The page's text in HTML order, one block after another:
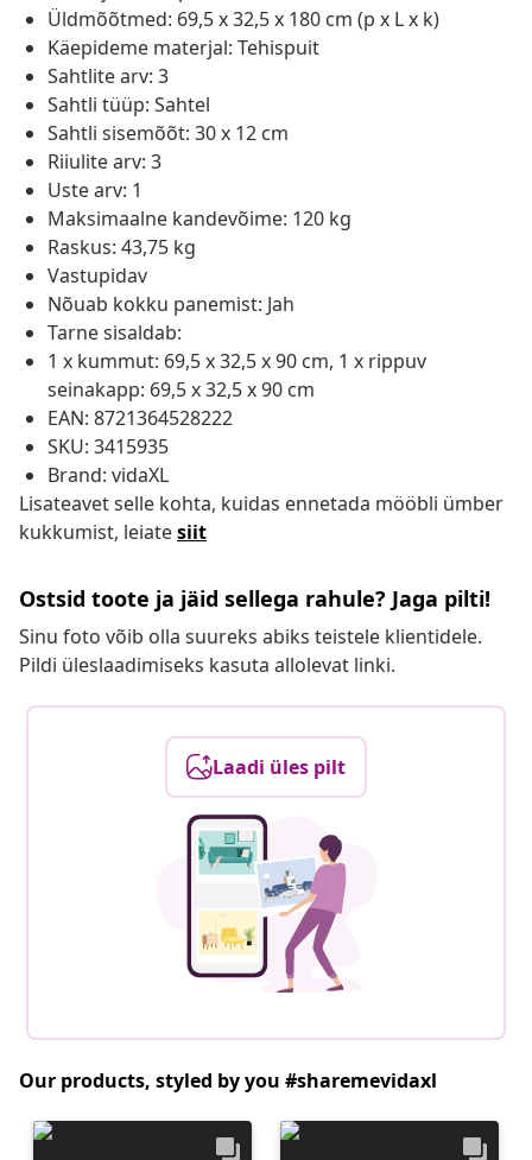
Üldmõõtmed: 69,5 x 32,5 x 180 cm (p x L x k)
Käepideme materjal: Tehispuit
Sahtlite arv: 3
Sahtli tüüp: Sahtel
Sahtli sisemõõt: 30 x 12 cm
Riiulite arv: 3
Uste arv: 1
Maksimaalne kandevõime: 120 kg
Raskus: 43,75 kg
Vastupidav
Nõuab kokku panemist: Jah
Tarne sisaldab:
1 x kummut: 69,5 x 32,5 x 90 cm, 1 x rippuv
seinakapp: 69,5 x 32,5 x 90 cm
EAN: 8721364528222
SKU: 3415935
Brand: vidaXL
Lisateavet selle kohta, kuidas ennetada mööbli ümber
kukkumist, leiatesiit
Ostsid toote ja jäid sellega rahule? Jaga pilti!
Sinu foto võib olla suureks abiks teistele klientidele.
Pildi üleslaadimiseks kasuta allolevat linki.
Laadi üles pilt
Our products, styled by you #sharemevidaxl